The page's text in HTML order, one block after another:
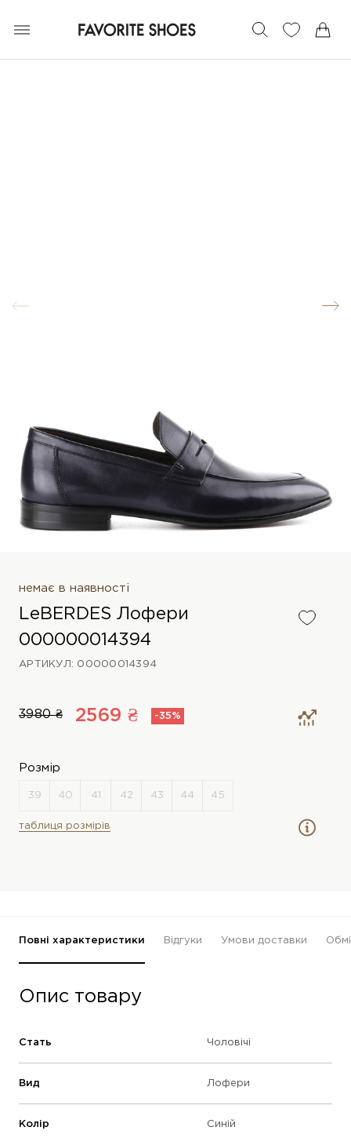
немає в наявності
LeBERDES Лофери
000000014394
АРТИКУЛ: 00000014394
3980 ₴ 2569 ₴ -35%
Розмір
таблиця розмірів
Повні характеристики Відгуки Умови доставки
Опис товару
Стать Чоловічі
Вид Лофери
Колір Синій